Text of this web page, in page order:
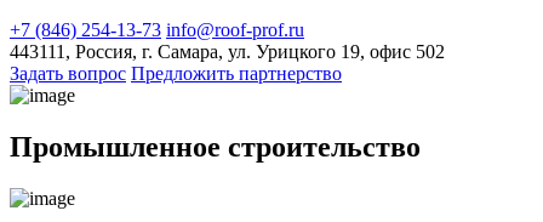
+7 (846) 254-13-73 info@roof-prof.ru
443111, Россия, г. Самара, ул. Урицкого 19, офис 502
Задать вопрос Предложить партнерство
Промышленное строительство